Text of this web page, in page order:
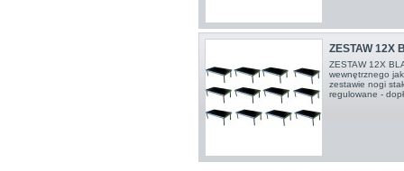
ZESTAW 12X
ZESTAW 12X
wewnętrznego
zestawie nogi
regulowane -